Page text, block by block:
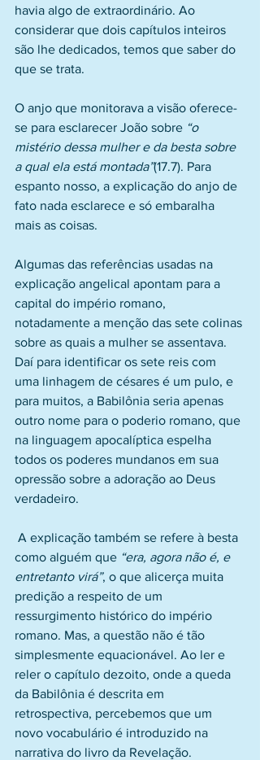
havia algo de extraordinário. Ao
considerar que dois capítulos inteiros
são lhe dedicados, temos que saber do
que se trata.
O anjo que monitorava a visão oferece-
se para esclarecer João sobre “o
mistério dessa mulher e da besta sobre
a qual ela está montada”(17.7). Para
espanto nosso, a explicação do anjo de
fato nada esclarece e só embaralha
mais as coisas.
Algumas das referências usadas na
explicação angelical apontam para a
capital do império romano,
notadamente a menção das sete colinas
sobre as quais a mulher se assentava.
Daí para identificar os sete reis com
uma linhagem de césares é um pulo, e
para muitos, a Babilônia seria apenas
outro nome para o poderio romano, que
na linguagem apocalíptica espelha
todos os poderes mundanos em sua
opressão sobre a adoração ao Deus
verdadeiro.
A explicação também se refere à besta
como alguém que “era, agora não é, e
entretanto virá”, o que alicerça muita
predição a respeito de um
ressurgimento histórico do império
romano. Mas, a questão não é tão
simplesmente equacionável. Ao ler e
reler o capítulo dezoito, onde a queda
da Babilônia é descrita em
retrospectiva, percebemos que um
novo vocabulário é introduzido na
narrativa do livro da Revelação.